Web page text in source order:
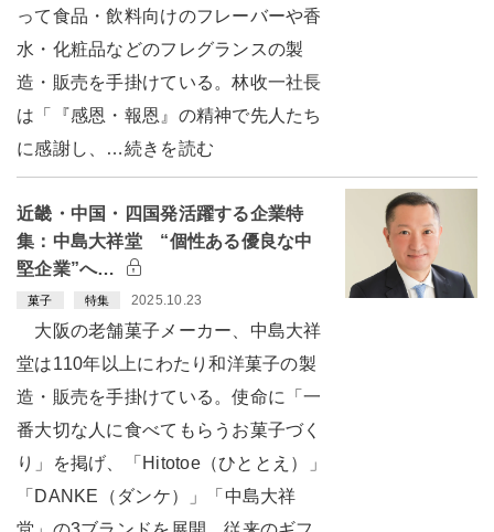
って食品・飲料向けのフレーバーや香
水・化粧品などのフレグランスの製
造・販売を手掛けている。林收一社長
は「『感恩・報恩』の精神で先人たち
に感謝し、…続きを読む
近畿・中国・四国発活躍する企業特
集：中島大祥堂 “個性ある優良な中
堅企業”へ…
菓子 特集 2025.10.23
大阪の老舗菓子メーカー、中島大祥
堂は110年以上にわたり和洋菓子の製
造・販売を手掛けている。使命に「一
番大切な人に食べてもらうお菓子づく
り」を掲げ、「Hitotoe（ひととえ）」
「DANKE（ダンケ）」「中島大祥